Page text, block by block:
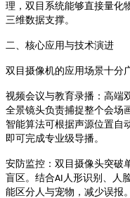
理，双目系统能够直接量化
三维数据支撑。
二、核心应用与技术演进
双目摄像机的应用场景十分
视频会议与教育录播 ：高端
全景镜头负责捕捉整个会场
智能算法可根据声源位置自
即可完成专业级导播。
安防监控 ：双目摄像头突破
盲区。结合AI 人形识别、人
能区分人与宠物，减少误报。